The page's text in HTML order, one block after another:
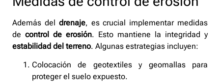
Además del drenaje, es crucial implementar medidas
de control de erosión. Esto mantiene la integridad y
estabilidad del terreno. Algunas estrategias incluyen:
Colocación de geotextiles y geomallas para
proteger el suelo expuesto.